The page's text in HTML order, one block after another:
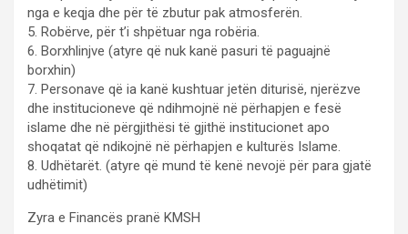
nga e keqja dhe për të zbutur pak atmosferën.
5. Robërve, për t’i shpëtuar nga robëria.
6. Borxhlinjve (atyre që nuk kanë pasuri të paguajnë
borxhin)
7. Personave që ia kanë kushtuar jetën diturisë, njerëzve
dhe institucioneve që ndihmojnë në përhapjen e fesë
islame dhe në përgjithësi të gjithë institucionet apo
shoqatat që ndikojnë në përhapjen e kulturës Islame.
8. Udhëtarët. (atyre që mund të kenë nevojë për para gjatë
udhëtimit)
Zyra e Financës pranë KMSH